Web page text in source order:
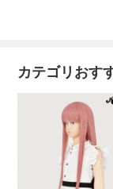
カテゴリおす